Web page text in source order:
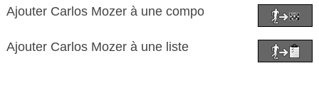
Ajouter Carlos Mozer à une compo
Ajouter Carlos Mozer à une liste